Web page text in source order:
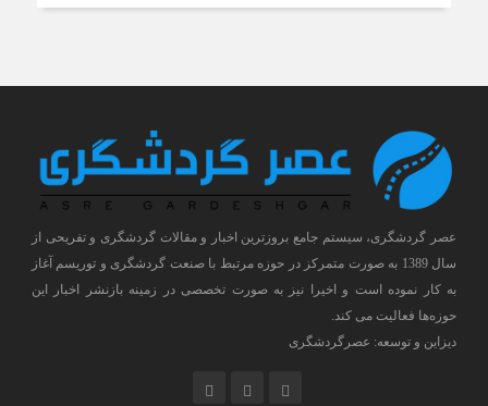
شاخص 19 صنعت بورسی به بالاترین سطح تاریخی خود رسید
ارزش معاملات خرد از مرز 20 همت عبور کرد
عصر گردشگری، سیستم جامع بروزترین اخبار و مقالات گردشگری و تفریحی از
سال 1389 به صورت متمرکز در حوزه مرتبط با صنعت گردشگری و توریسم آغاز
به کار نموده است و اخیرا نیز به صورت تخصصی در زمینه بازنشر اخبار این
حوزه‌ها فعالیت می کند.
دیزاین و توسعه: عصرگردشگری